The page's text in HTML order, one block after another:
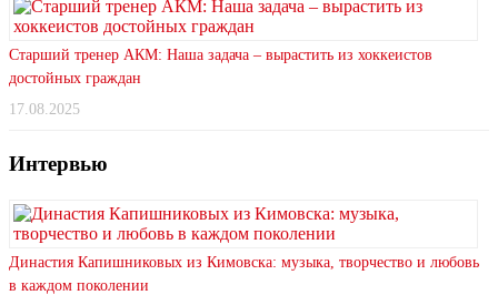
Старший тренер АКМ: Наша задача – вырастить из хоккеистов
достойных граждан
17.08.2025
Интервью
Династия Капишниковых из Кимовска: музыка, творчество и любовь
в каждом поколении